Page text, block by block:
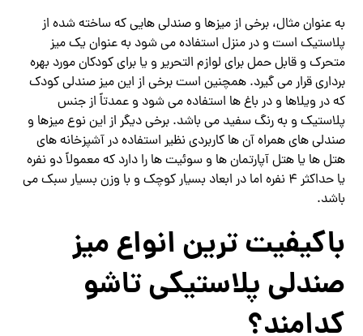
به عنوان مثال، برخی از میزها و صندلی هایی که ساخته شده از
پلاستیک است و در منزل استفاده می ‌شود به عنوان یک میز
متحرک و قابل حمل برای لوازم التحریر و یا برای کودکان مورد بهره
برداری قرار می گیرد. همچنین است برخی از این میز صندلی کودک
که در ویلاها و در باغ ها استفاده می شود و عمدتاً از جنس
پلاستیک و به رنگ سفید می باشد. برخی دیگر از این نوع میزها و
صندلی های همراه آن ها کاربردی نظیر استفاده در آشپزخانه های
هتل ها یا هتل آپارتمان ها و سوئیت ها را دارد که معمولاً دو نفره
یا حداکثر ۴ نفره اما در ابعاد بسیار کوچک و با وزن بسیار سبک می
باشد.
باکیفیت ترین انواع میز
صندلی پلاستیکی تاشو